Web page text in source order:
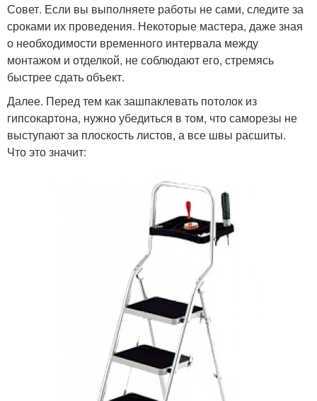
Совет. Если вы выполняете работы не сами, следите за
сроками их проведения. Некоторые мастера, даже зная
о необходимости временного интервала между
монтажом и отделкой, не соблюдают его, стремясь
быстрее сдать объект.
Далее. Перед тем как зашпаклевать потолок из
гипсокартона, нужно убедиться в том, что саморезы не
выступают за плоскость листов, а все швы расшиты.
Что это значит: